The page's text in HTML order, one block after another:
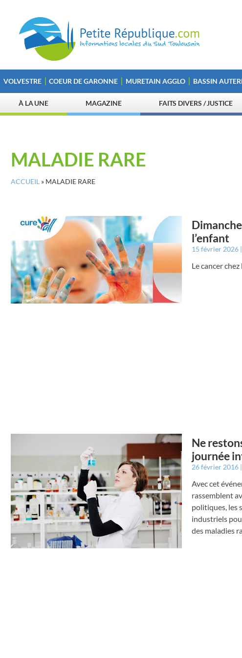
VOLVESTRE COEUR DE GARONNE MURETAIN AGGLO BASSIN
À LA UNE MAGAZINE FAITS DIVERS / JUSTICE
MALADIE RARE
ACCUEIL » MALADIE RARE
l’enfant
15 février 2026
Le cancer
Ne
journée
26 février 2016
Avec cet
rassemblent
politiques, les
industriels
des maladies